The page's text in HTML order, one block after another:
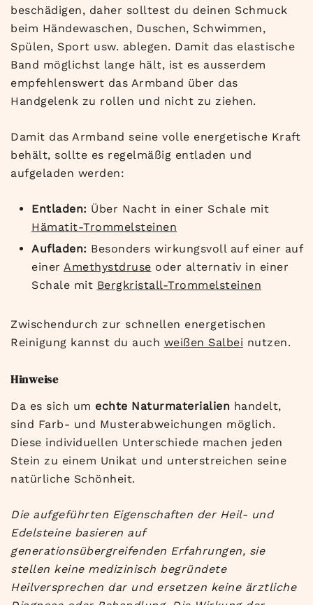
beschädigen, daher solltest du deinen Schmuck
beim Händewaschen, Duschen, Schwimmen,
Spülen, Sport usw. ablegen. Damit das elastische
Band möglichst lange hält, ist es ausserdem
empfehlenswert das Armband über das
Handgelenk zu rollen und nicht zu ziehen.
Damit das Armband seine volle energetische Kraft
behält, sollte es regelmäßig entladen und
aufgeladen werden:
Entladen: Über Nacht in einer Schale mit
Hämatit-Trommelsteinen
Aufladen: Besonders wirkungsvoll auf einer auf
einer Amethystdruse oder alternativ in einer
Schale mit Bergkristall-Trommelsteinen
Zwischendurch zur schnellen energetischen
Reinigung kannst du auch weißen Salbei nutzen.
Hinweise
Da es sich um echte Naturmaterialien handelt,
sind Farb- und Musterabweichungen möglich.
Diese individuellen Unterschiede machen jeden
Stein zu einem Unikat und unterstreichen seine
natürliche Schönheit.
Die aufgeführten Eigenschaften der Heil- und
Edelsteine basieren auf
generationsübergreifenden Erfahrungen, sie
stellen keine medizinisch begründete
Heilversprechen dar und ersetzen keine ärztliche